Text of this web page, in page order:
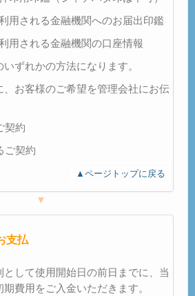
用される金融機関へのお届出印鑑
用される金融機関の口座情報
ずれかの方法になります。
、お客様のご希望を管理会社にお伝
契約
ご契約
▲ページトップに戻る
▼
支払
として使用開始日の前日までに、当
費用をご入金いただきます。